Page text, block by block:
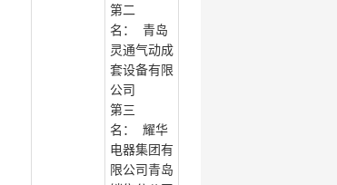
第二
名： 青岛
灵通气动成
套设备有限
公司
第三
名： 耀华
电器集团有
限公司青岛